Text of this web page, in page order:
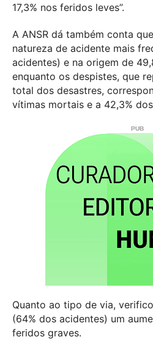
17,3% nos feridos leves”.
A ANSR dá também conta
natureza de acidente mais
acidentes) e na origem de
enquanto os despistes, que
total dos desastres,
vítimas mortais e a 42,3%
Quanto ao tipo de via,
(64% dos acidentes) um
feridos graves.